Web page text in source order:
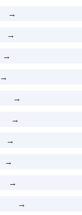
→
→
→
→
→
→
→
→
→
→